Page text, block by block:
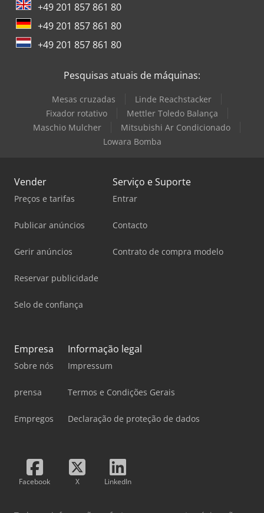
Trane Compressor
Windmöller & Hölscher Máquinas De Sacos
+49 201 857 861 80
+49 201 857 861 80
+49 201 857 861 80
Pesquisas atuais de máquinas:
Mesas cruzadas
Linde Reachstacker
Fixador rotativo
Mettler Toledo Balança
Maschio Mulcher
Mitsubishi Ar Condicionado
Lowara Bomba
Vender
Preços e tarifas
Publicar anúncios
Gerir anúncios
Reservar publicidade
Selo de confiança
Serviço e Suporte
Entrar
Contacto
Contrato de compra modelo
Empresa
Sobre nós
prensa
Empregos
Informação legal
Impressum
Termos e Condições Gerais
Declaração de proteção de dados
Facebook X LinkedIn